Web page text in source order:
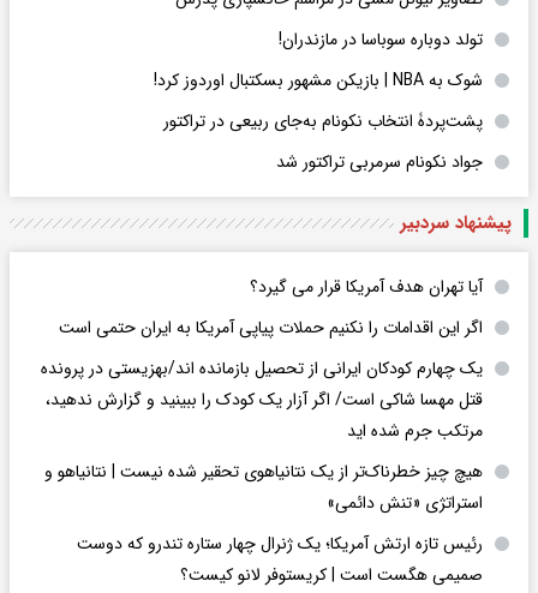
تولد دوباره سوباسا در مازندران!
شوک به NBA | بازیکن مشهور بسکتبال اوردوز کرد!
پشت‌پردۀ انتخاب نکونام به‌جای ربیعی در ترا‌کتور
جواد نکونام سرمربی تراکتور شد
پیشنهاد سردبیر
آیا تهران هدف آمریکا قرار می گیرد؟
اگر این اقدامات را نکنیم حملات پیاپی آمریکا به ایران حتمی است
یک چهارم کودکان ایرانی از تحصیل بازمانده اند/بهزیستی در پرونده
قتل مهسا شاکی است/ اگر آزار یک کودک را ببینید و گزارش ندهید،
مرتکب جرم شده اید
هیچ چیز خطرناک‌تر از یک نتانیاهوی تحقیر شده نیست | نتانیاهو و
استراتژی «تنش دائمی»
رئیس تازه ارتش آمریکا؛ یک ژنرال چهار ستاره تندرو که دوست
صمیمی هگست است | کریستوفر لانو کیست؟